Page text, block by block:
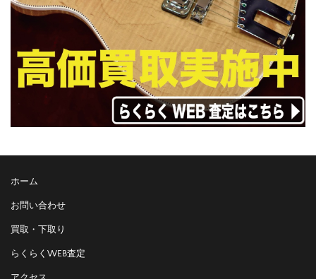
ホーム
お問い合わせ
買取・下取り
らくらくWEB査定